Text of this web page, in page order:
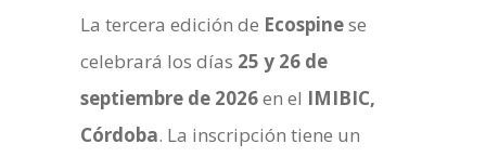
La tercera edición de Ecospinese
celebrará los días 25 y 26 de
septiembre de 2026en el IMIBIC,
Córdoba. La inscripción tiene un